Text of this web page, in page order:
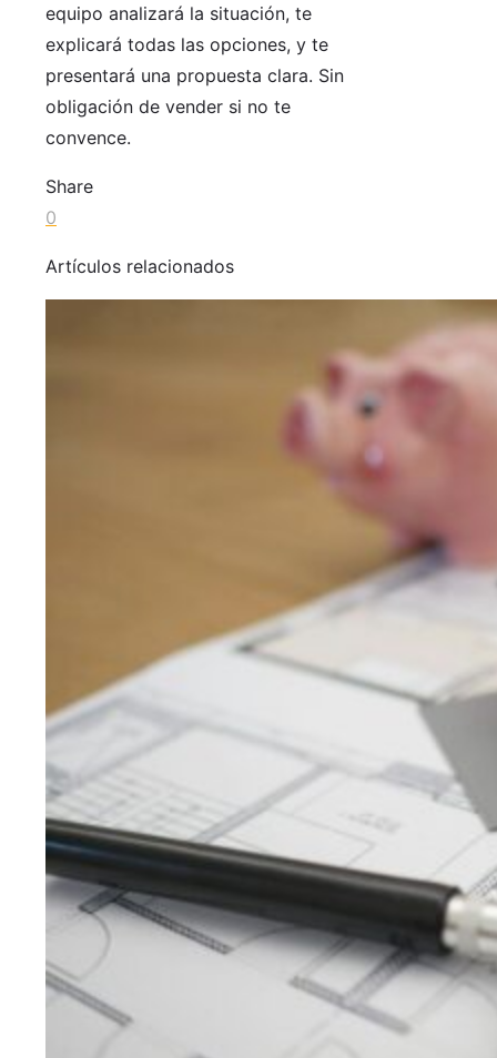
equipo analizará la situación, te
explicará todas las opciones, y te
presentará una propuesta clara. Sin
obligación de vender si no te
convence.
Share
0
Artículos relacionados